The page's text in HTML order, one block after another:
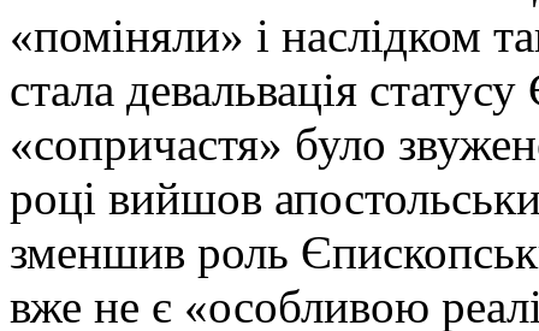
«поміняли» і наслідком
стала девальвація
«сопричастя» було
році вийшов
зменшив роль
вже не є «особливою